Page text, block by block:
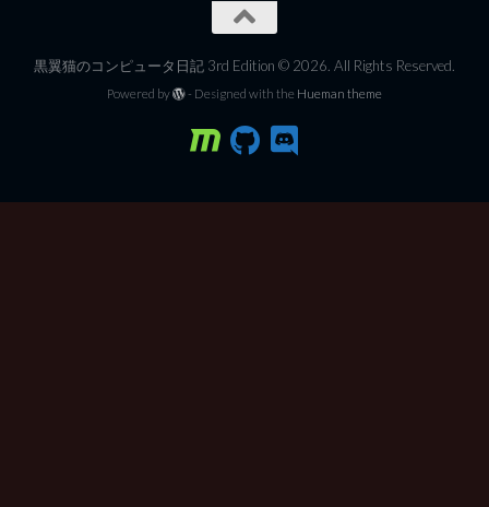
黒翼猫のコンピュータ日記 3rd Edition © 2026. All Rights Reserved.
Powered by - Designed with the Hueman theme